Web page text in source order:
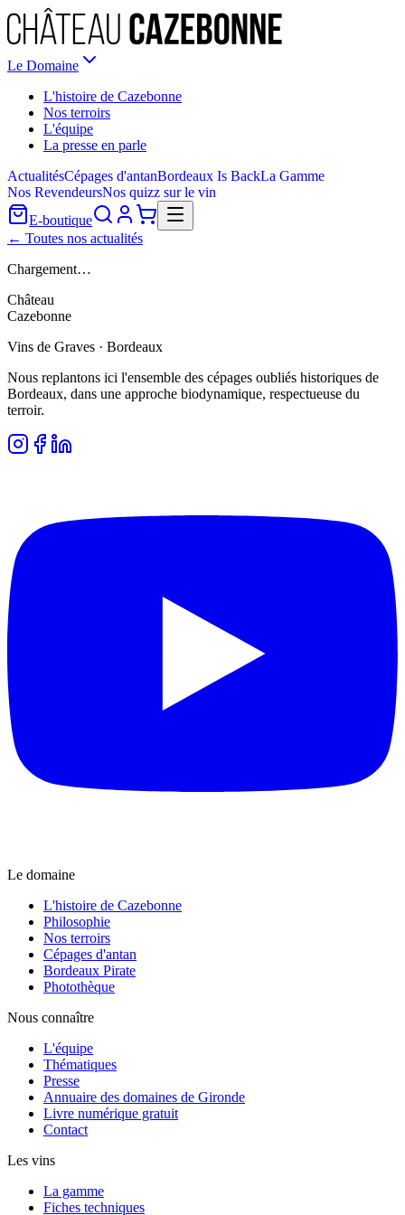
Le Domaine
L'histoire de Cazebonne
Nos terroirs
L'équipe
La presse en parle
ActualitésCépages d'antanBordeaux Is BackLa Gamme
Nos RevendeursNos quizz sur le vin
E-boutique
← Toutes nos actualités
Chargement…
Château
Cazebonne
Vins de Graves · Bordeaux
Nous replantons ici l'ensemble des cépages oubliés historiques de
Bordeaux, dans une approche biodynamique, respectueuse du
terroir.
Le domaine
L'histoire de Cazebonne
Philosophie
Nos terroirs
Cépages d'antan
Bordeaux Pirate
Photothèque
Nous connaître
L'équipe
Thématiques
Presse
Annuaire des domaines de Gironde
Livre numérique gratuit
Contact
Les vins
La gamme
Fiches techniques